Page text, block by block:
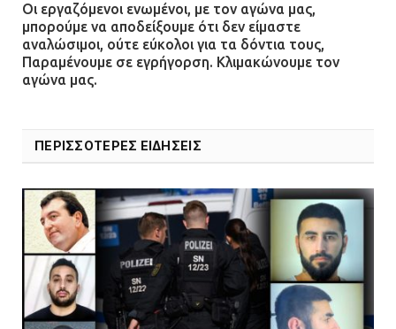
Φωτιά σε επιχείρηση στον
Ασπρόπυργο – Ήχησε το 112
αστυνομικούς
08.07.2026 | 22:30
Ομαδικός βιασμός 19χρονης στο
Α.Τ. Ομονοίας: Ο Εισαγγελέας
πρότεινε την αθώωση των
Οι εργαζόμενοι ενωμένοι, με τον αγώνα μας,
μπορούμε να αποδείξουμε ότι δεν είμαστε
αναλώσιμοι, ούτε εύκολοι για τα δόντια τους,
Παραμένουμε σε εγρήγορση. Κλιμακώνουμε τον
αγώνα μας.
ΠΕΡΙΣΣΟΤΕΡΕΣ ΕΙΔΗΣΕΙΣ